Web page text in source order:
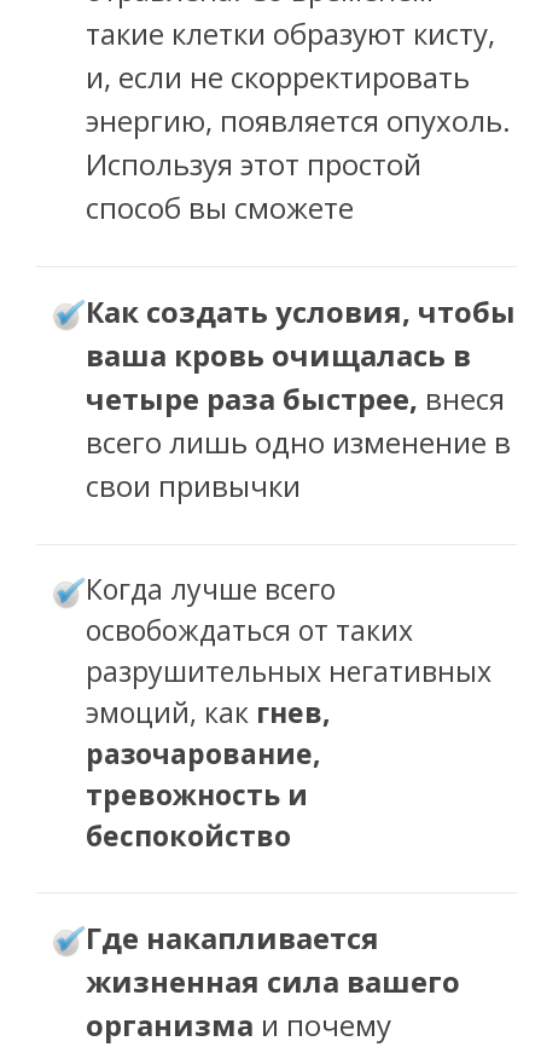
такие клетки образуют кисту,
и, если не скорректировать
энергию, появляется опухоль.
Используя этот простой
способ вы сможете
Как создать условия, чтобы
ваша кровь очищалась в
четыре раза быстрее, внеся
всего лишь одно изменение в
свои привычки
Когда лучше всего
освобождаться от таких
разрушительных негативных
эмоций, как гнев,
разочарование,
тревожность и
беспокойство
Где накапливается
жизненная сила вашего
организма и почему